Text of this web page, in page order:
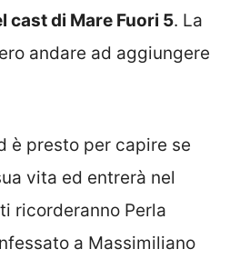
cast di Mare Fuori 5. La
andare ad aggiungere
è presto per capire se
vita ed entrerà nel
ricorderanno Perla
a Massimiliano